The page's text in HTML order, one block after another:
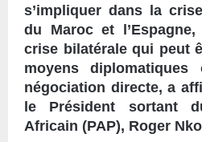
s’impliquer dans la
du Maroc et
crise bilatérale qui peut
moyens diplomatiques
négociation directe, a
le Président sortant
Africain (PAP), Roger